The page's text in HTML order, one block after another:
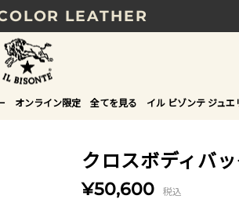
LEATHER
オンライン限定 全てを見る イル ビゾンテ ジュエ
クロスボディバ
¥50,600 税込